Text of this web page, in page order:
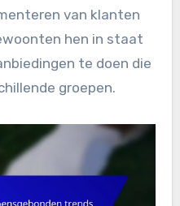
van klanten
hen in staat
te doen die
groepen.